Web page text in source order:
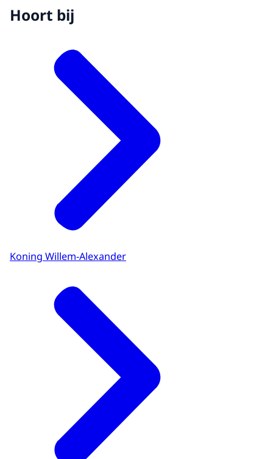
Hoort bij
Koning Willem-Alexander